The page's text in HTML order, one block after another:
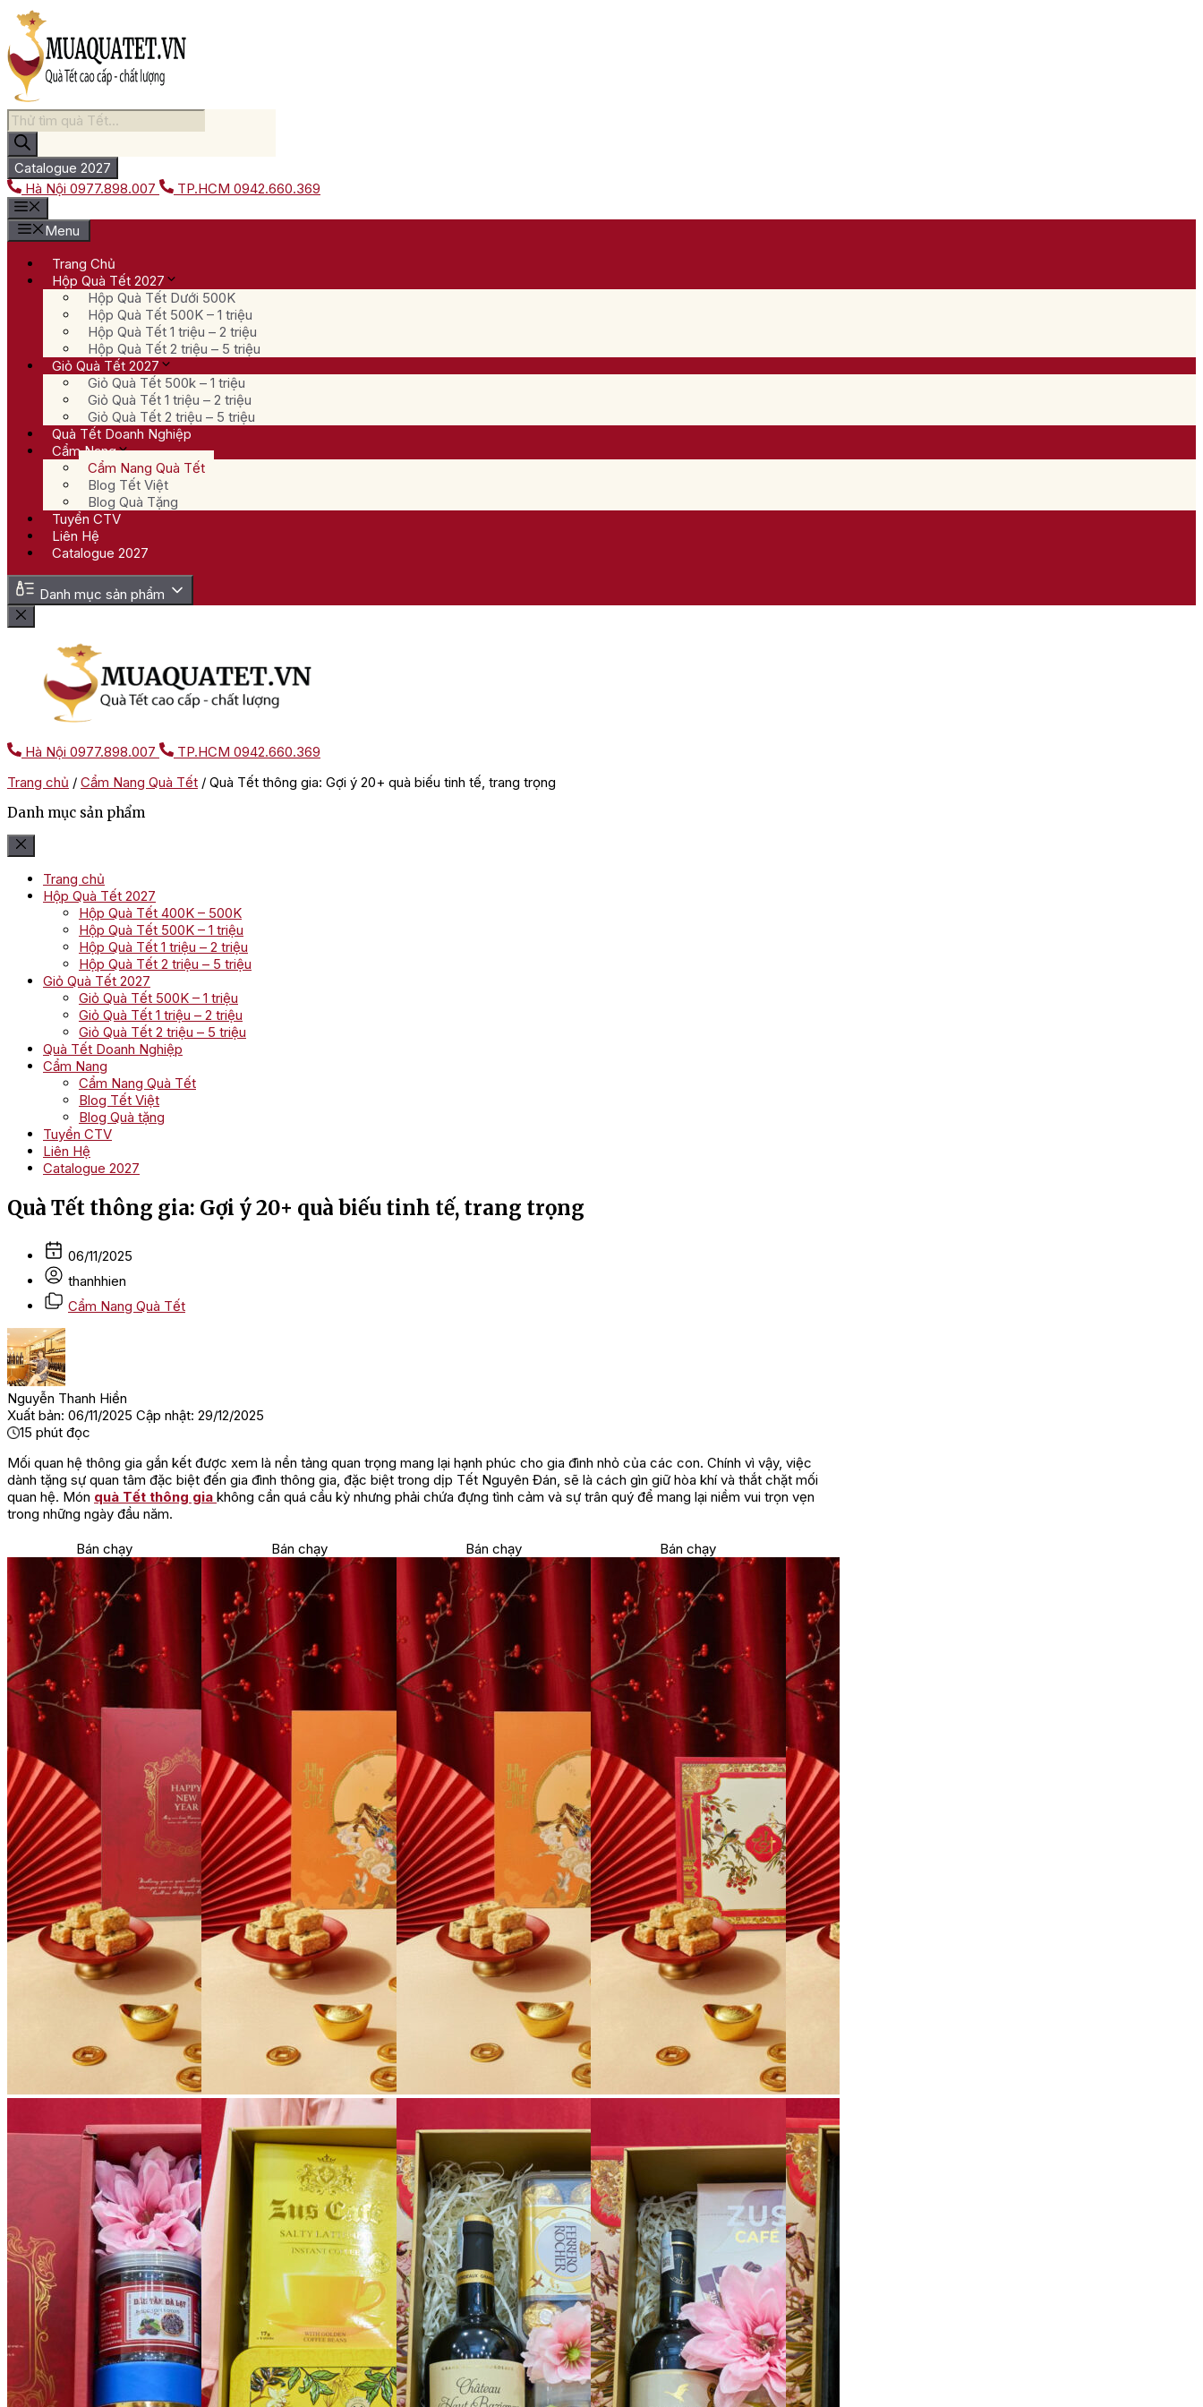
Chuyển
đến
nội
dung
Tìm
kiếm
sản
phẩm
Catalogue 2027
Hà Nội 0977.898.007 TP.HCM 0942.660.369
Menu
Trang Chủ
Hộp Quà Tết 2027
Hộp Quà Tết Dưới 500K
Hộp Quà Tết 500K – 1 triệu
Hộp Quà Tết 1 triệu – 2 triệu
Hộp Quà Tết 2 triệu – 5 triệu
Giỏ Quà Tết 2027
Giỏ Quà Tết 500k – 1 triệu
Giỏ Quà Tết 1 triệu – 2 triệu
Giỏ Quà Tết 2 triệu – 5 triệu
Quà Tết Doanh Nghiệp
Cẩm Nang
Cẩm Nang Quà Tết
Blog Tết Việt
Blog Quà Tặng
Tuyển CTV
Liên Hệ
Catalogue 2027
Danh mục sản phẩm
Hà Nội 0977.898.007 TP.HCM 0942.660.369
Trang chủ / Cẩm Nang Quà Tết / Quà Tết thông gia: Gợi ý 20+ quà biếu tinh tế, trang trọng
Danh mục sản phẩm
Trang chủ
Hộp Quà Tết 2027
Hộp Quà Tết 400K – 500K
Hộp Quà Tết 500K – 1 triệu
Hộp Quà Tết 1 triệu – 2 triệu
Hộp Quà Tết 2 triệu – 5 triệu
Giỏ Quà Tết 2027
Giỏ Quà Tết 500K – 1 triệu
Giỏ Quà Tết 1 triệu – 2 triệu
Giỏ Quà Tết 2 triệu – 5 triệu
Quà Tết Doanh Nghiệp
Cẩm Nang
Cẩm Nang Quà Tết
Blog Tết Việt
Blog Quà tặng
Tuyển CTV
Liên Hệ
Catalogue 2027
Quà Tết thông gia: Gợi ý 20+ quà biếu tinh tế, trang trọng
06/11/2025
thanhhien
Cẩm Nang Quà Tết
Nguyễn Thanh Hiền
Xuất bản: 06/11/2025 Cập nhật: 29/12/2025
15 phút đọc
Mối quan hệ thông gia gắn kết được xem là nền tảng quan trọng mang lại hạnh phúc cho gia đình nhỏ của các con. Chính vì vậy, việc
dành tặng sự quan tâm đặc biệt đến gia đình thông gia, đặc biệt trong dịp Tết Nguyên Đán, sẽ là cách gìn giữ hòa khí và thắt chặt mối
quan hệ. Món quà Tết thông gia không cần quá cầu kỳ nhưng phải chứa đựng tình cảm và sự trân quý để mang lại niềm vui trọn vẹn
trong những ngày đầu năm.
Bán chạy Bán chạy Bán chạy Bán chạy